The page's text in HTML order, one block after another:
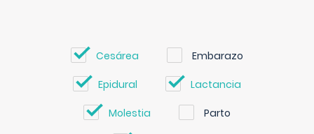
Cesárea Embarazo
Epidural Lactancia
Molestia Parto